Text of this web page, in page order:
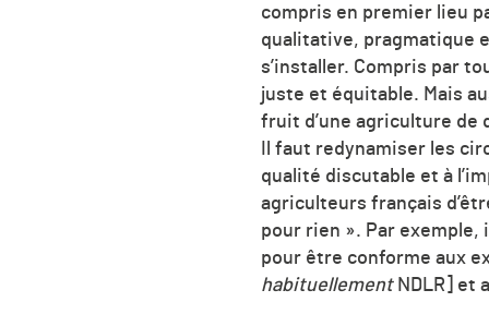
compris en premier lieu
qualitative, pragmatique
s’installer. Compris par
juste et équitable. Mais
fruit d’une agriculture de
Il faut redynamiser les
qualité discutable et à
agriculteurs français
pour rien ». Par exemple,
pour être conforme aux
habituellementNDLR] et